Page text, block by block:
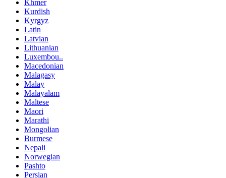
Khmer
Kurdish
Kyrgyz
Latin
Latvian
Lithuanian
Luxembou..
Macedonian
Malagasy
Malay
Malayalam
Maltese
Maori
Marathi
Mongolian
Burmese
Nepali
Norwegian
Pashto
Persian